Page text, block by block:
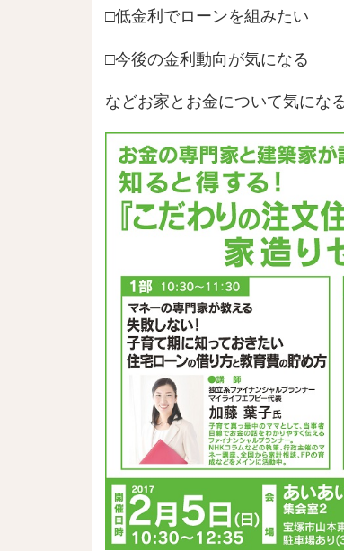
□低金利でローンを組みたい
□今後の金利動向が気になる
などお家とお金について気にな